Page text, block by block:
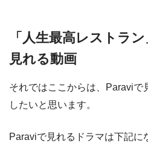
「人生最高レストラ
見れる動画
それではここからは、Paraviで
したいと思います。
Paraviで見れるドラマは下記に